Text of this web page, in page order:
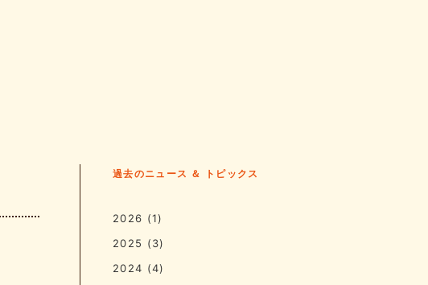
過去のニュース ＆ トピックス
2026 (1)
2025 (3)
2024 (4)